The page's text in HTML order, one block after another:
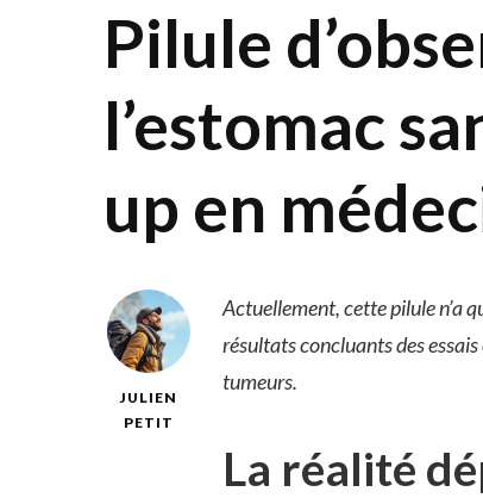
Pilule
l’estomac
up en
JULIEN
PETIT
Actuellement, cette pilule n’a
résultats concluants des
tumeurs.
La réalité